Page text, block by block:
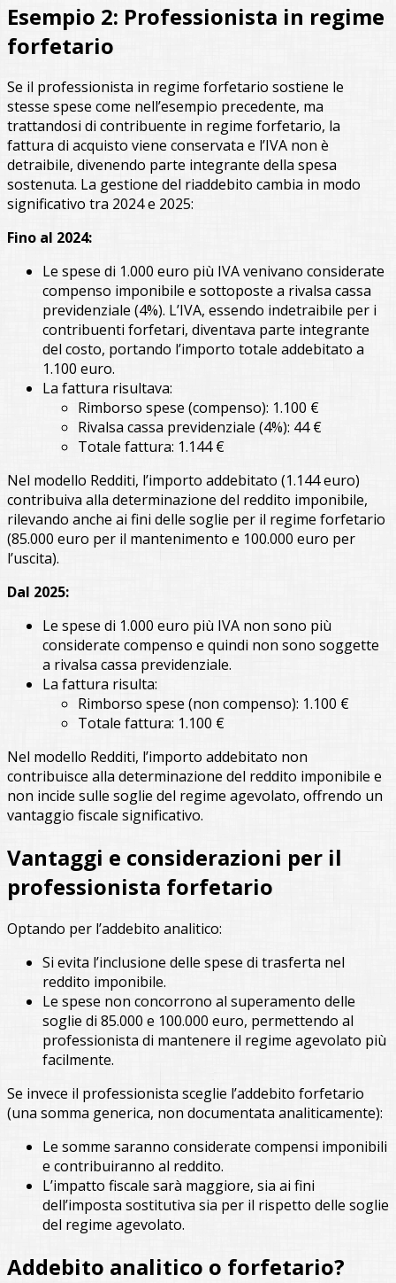
Esempio 2: Professionista in regime
forfetario
Se il professionista in regime forfetario sostiene le
stesse spese come nell’esempio precedente, ma
trattandosi di contribuente in regime forfetario, la
fattura di acquisto viene conservata e l’IVA non è
detraibile, divenendo parte integrante della spesa
sostenuta. La gestione del riaddebito cambia in modo
significativo tra 2024 e 2025:
Fino al 2024:
Le spese di 1.000 euro più IVA venivano considerate
compenso imponibile e sottoposte a rivalsa cassa
previdenziale (4%). L’IVA, essendo indetraibile per i
contribuenti forfetari, diventava parte integrante
del costo, portando l’importo totale addebitato a
1.100 euro.
La fattura risultava:
Rimborso spese (compenso): 1.100 €
Rivalsa cassa previdenziale (4%): 44 €
Totale fattura: 1.144 €
Nel modello Redditi, l’importo addebitato (1.144 euro)
contribuiva alla determinazione del reddito imponibile,
rilevando anche ai fini delle soglie per il regime forfetario
(85.000 euro per il mantenimento e 100.000 euro per
l’uscita).
Dal 2025:
Le spese di 1.000 euro più IVA non sono più
considerate compenso e quindi non sono soggette
a rivalsa cassa previdenziale.
La fattura risulta:
Rimborso spese (non compenso): 1.100 €
Totale fattura: 1.100 €
Nel modello Redditi, l’importo addebitato non
contribuisce alla determinazione del reddito imponibile e
non incide sulle soglie del regime agevolato, offrendo un
vantaggio fiscale significativo.
Vantaggi e considerazioni per il
professionista forfetario
Optando per l’addebito analitico:
Si evita l’inclusione delle spese di trasferta nel
reddito imponibile.
Le spese non concorrono al superamento delle
soglie di 85.000 e 100.000 euro, permettendo al
professionista di mantenere il regime agevolato più
facilmente.
Se invece il professionista sceglie l’addebito forfetario
(una somma generica, non documentata analiticamente):
Le somme saranno considerate compensi imponibili
e contribuiranno al reddito.
L’impatto fiscale sarà maggiore, sia ai fini
dell’imposta sostitutiva sia per il rispetto delle soglie
del regime agevolato.
Addebito analitico o forfetario?